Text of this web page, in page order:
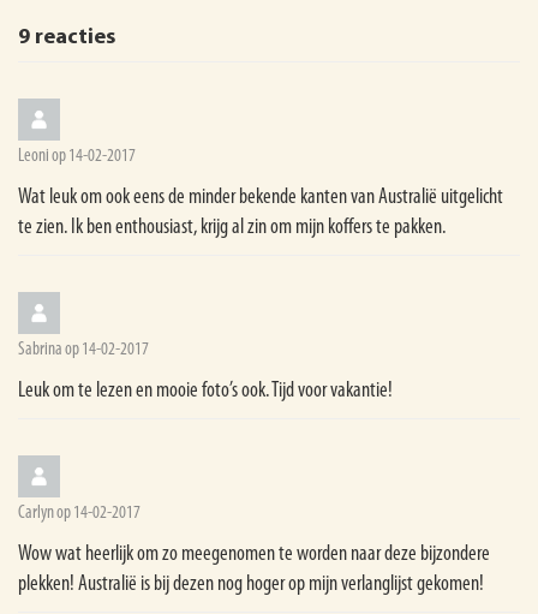
9 reacties
Leoni op 14-02-2017
Wat leuk om ook eens de minder bekende kanten van Australië uitgelicht
te zien. Ik ben enthousiast, krijg al zin om mijn koffers te pakken.
Sabrina op 14-02-2017
Leuk om te lezen en mooie foto’s ook. Tijd voor vakantie!
Carlyn op 14-02-2017
Wow wat heerlijk om zo meegenomen te worden naar deze bijzondere
plekken! Australië is bij dezen nog hoger op mijn verlanglijst gekomen!